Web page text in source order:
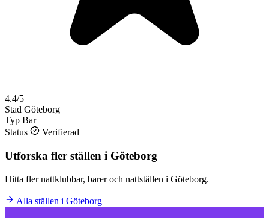
4.4/5
Stad Göteborg
Typ Bar
Status
Verifierad
Utforska fler ställen i Göteborg
Hitta fler nattklubbar, barer och nattställen i Göteborg.
Alla ställen i Göteborg